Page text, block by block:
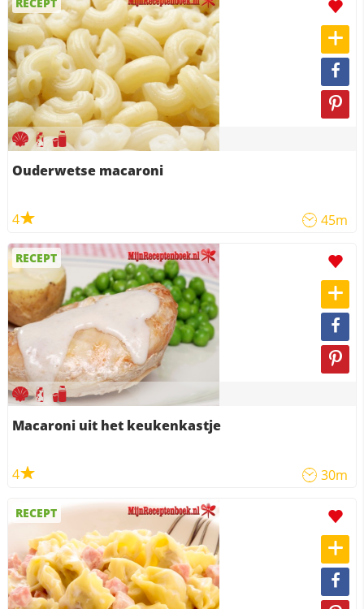
Ouderwetse macaroni
4 45m
RECEPT
Macaroni uit het keukenkastje
4 30m
RECEPT